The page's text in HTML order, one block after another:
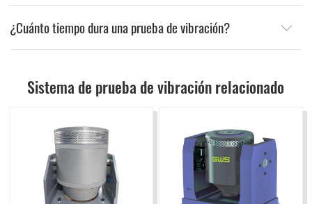
¿Cuánto tiempo dura una prueba de vibración?
Sistema de prueba de vibración relacionado